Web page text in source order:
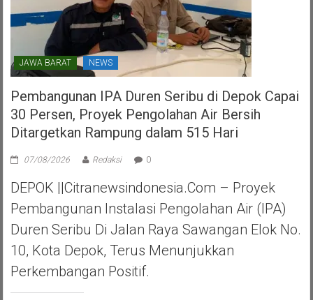
JAWA BARAT NEWS
Pembangunan IPA Duren Seribu di Depok Capai
30 Persen, Proyek Pengolahan Air Bersih
Ditargetkan Rampung dalam 515 Hari
07/08/2026 Redaksi 0
DEPOK ||Citranewsindonesia.com – Proyek
Pembangunan Instalasi Pengolahan Air (IPA)
Duren Seribu Di Jalan Raya Sawangan Elok No.
10, Kota Depok, Terus Menunjukkan
Perkembangan Positif.